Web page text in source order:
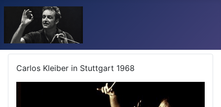
Carlos Kleiber in Stuttgart 1968